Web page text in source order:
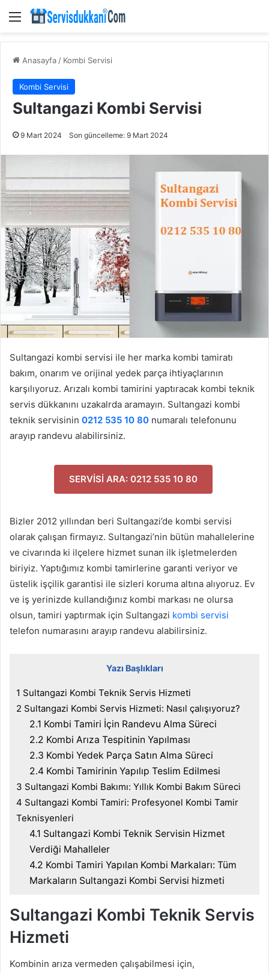
Menü
Anasayfa / Kombi Servisi
Kombi Servisi
Sultangazi Kombi Servisi
9 Mart 2024 Son güncelleme: 9 Mart 2024
Sultangazi kombi servisi ile her marka kombi tamiratı
bakım, onarım ve orijinal yedek parça ihtiyaçlarının
karşılıyoruz. Arızalı kombi tamirini yaptıracak kombi teknik
servis dükkanını uzakalrda aramayın. Sultangazi kombi
teknik servisinin 0212 535 10 80 numaralı telefonunu
arayıp randevu alabilirsiniz.
SERVİSİ ARA: 0212 535 10 80
Bizler 2012 yıllından beri Sultangazi’de kombi servisi
olarak çalışan firmayız. Sultangazi’nin bütün mahallelerine
ve civarında ki ilçelere hizmet sunan ilk işletmelerden
biriyiz. Yaptığımız kombi tamirlerine garanti veriyor ve
üstelik işçilik garantisi ile sizleri koruma altına alıyoruz. Ev
ve iş yerinizde kullandığınız kombi markası ne olursa
olsun, tamiri yaptırmak için Sultangazi kombi servisi
telefon numarasını arayıp randevu alabilirsiniz.
Yazı Başlıkları
1 Sultangazi Kombi Teknik Servis Hizmeti
2 Sultangazi Kombi Servis Hizmeti: Nasıl çalışıyoruz?
2.1 Kombi Tamiri İçin Randevu Alma Süreci
2.2 Kombi Arıza Tespitinin Yapılması
2.3 Kombi Yedek Parça Satın Alma Süreci
2.4 Kombi Tamirinin Yapılıp Teslim Edilmesi
3 Sultangazi Kombi Bakımı: Yıllık Kombi Bakım Süreci
4 Sultangazi Kombi Tamiri: Profesyonel Kombi Tamir
Teknisyenleri
4.1 Sultangazi Kombi Teknik Servisin Hizmet
Verdiği Mahalleler
4.2 Kombi Tamiri Yapılan Kombi Markaları: Tüm
Markaların Sultangazi Kombi Servisi hizmeti
Sultangazi Kombi Teknik Servis
Hizmeti
Kombinin arıza vermeden çalışabilmesi için,